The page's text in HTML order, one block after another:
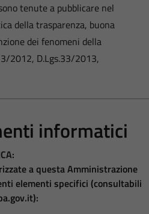
tenute a pubblicare nel
della trasparenza, buona
dei fenomeni della
2012, D.Lgs.33/2013,
informatici
a questa Amministrazione
elementi specifici (consultabili